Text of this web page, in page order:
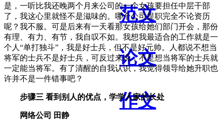
范文
论文
作文
是，一听比我还晚两个月来公司的一个女孩要担任中层干部
了，我这心里就怪不是滋味的。哪个公司提职完全不论资历
呢？我不服。可是后来有一天看那女孩给她们部门开会，那份
有理、有力、有节，我自叹不如。我想我最适合的工作就是一
个人“单打独斗”，我是好士兵，但不是好元帅。人都说不想当
将军的士兵不是好士兵，可反过来说，不是想当将军的士兵就
一定能当将军。有了清醒的自我认识，我觉得领导给她升职也
许并不是一件错事吧？
步骤三 看到别人的优点，学学人家的长处
网络公司 田静